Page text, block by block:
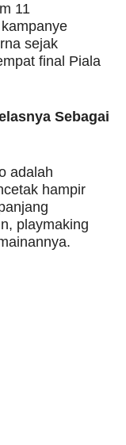
11
sejak
final Piala
Sebagai
adalah
hampir
playmaking